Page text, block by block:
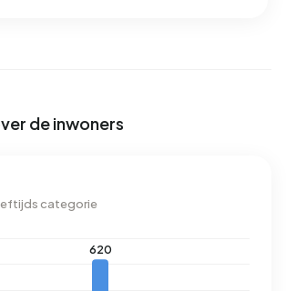
de inwoners
categorie